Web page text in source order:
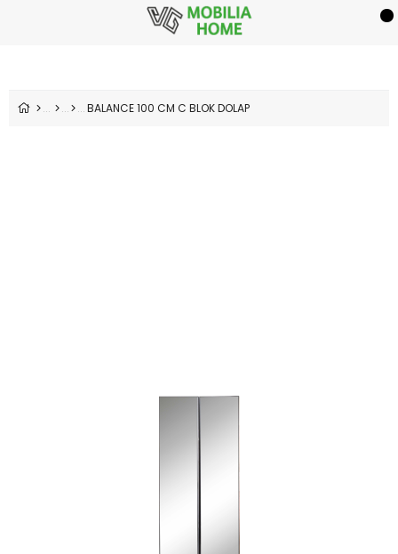
BALANCE 100 CM C BLOK DOLAP